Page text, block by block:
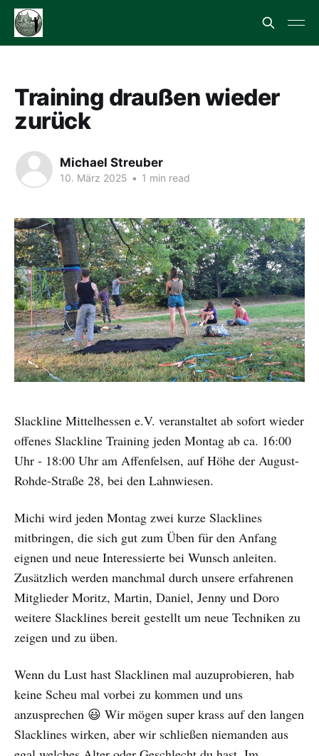
Training draußen wieder
zurück
Michael Streuber
10. März 2025 • 1 min read
Slackline Mittelhessen e.V. veranstaltet ab sofort wieder
offenes Slackline Training jeden Montag ab ca. 16:00
Uhr - 18:00 Uhr am Affenfelsen, auf Höhe der August-
Rohde-Straße 28, bei den Lahnwiesen.
Michi wird jeden Montag zwei kurze Slacklines
mitbringen, die sich gut zum Üben für den Anfang
eignen und neue Interessierte bei Wunsch anleiten.
Zusätzlich werden manchmal durch unsere erfahrenen
Mitglieder Moritz, Martin, Daniel, Jenny und Doro
weitere Slacklines bereit gestellt um neue Techniken zu
zeigen und zu üben.
Wenn du Lust hast Slacklinen mal auzuprobieren, hab
keine Scheu mal vorbei zu kommen und uns
anzusprechen 😃 Wir mögen super krass auf den langen
Slacklines wirken, aber wir schließen niemanden aus